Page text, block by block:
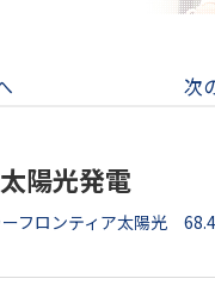
次
陽光発電
フロンティア太陽光